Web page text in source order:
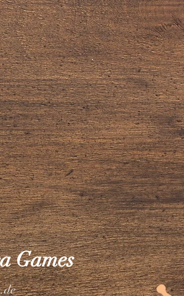
Games